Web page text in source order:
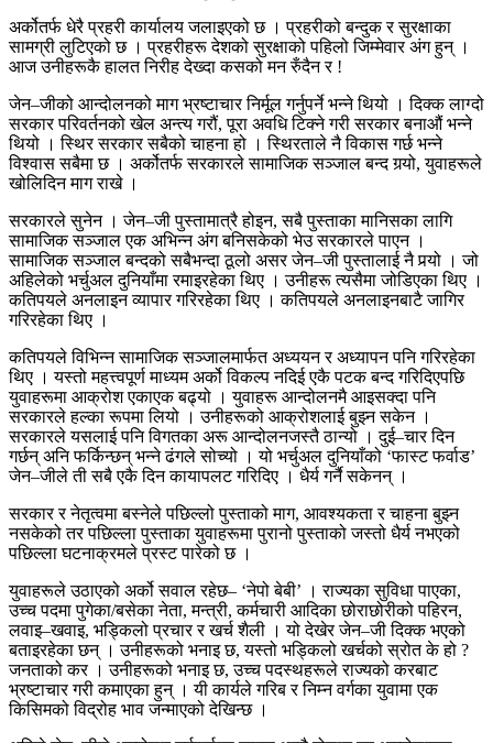
अर्कोतर्फ धेरै प्रहरी कार्यालय जलाइएको छ । प्रहरीको बन्दुक र सुरक्षाका
सामग्री लुटिएको छ । प्रहरीहरू देशको सुरक्षाको पहिलो जिम्मेवार अंग हुन् ।
आज उनीहरूकै हालत निरीह देख्दा कसको मन रुँदैन र !
जेन–जीको आन्दोलनको माग भ्रष्टाचार निर्मूल गर्नुपर्ने भन्ने थियो । दिक्क लाग्दो
सरकार परिवर्तनको खेल अन्त्य गरौं, पूरा अवधि टिक्ने गरी सरकार बनाऔं भन्ने
थियो । स्थिर सरकार सबैको चाहना हो । स्थिरताले नै विकास गर्छ भन्ने
विश्वास सबैमा छ । अर्कोतर्फ सरकारले सामाजिक सञ्जाल बन्द गर्‍यो, युवाहरूले
खोलिदिन माग राखे ।
सरकारले सुनेन । जेन–जी पुस्तामात्रै होइन, सबै पुस्ताका मानिसका लागि
सामाजिक सञ्जाल एक अभिन्न अंग बनिसकेको भेउ सरकारले पाएन ।
सामाजिक सञ्जाल बन्दको सबैभन्दा ठूलो असर जेन–जी पुस्तालाई नै पर्‍यो । जो
अहिलेको भर्चुअल दुनियाँमा रमाइरहेका थिए । उनीहरू त्यसैमा जोडिएका थिए ।
कतिपयले अनलाइन व्यापार गरिरहेका थिए । कतिपयले अनलाइनबाटै जागिर
गरिरहेका थिए ।
कतिपयले विभिन्न सामाजिक सञ्जालमार्फत अध्ययन र अध्यापन पनि गरिरहेका
थिए । यस्तो महत्त्वपूर्ण माध्यम अर्को विकल्प नदिई एकै पटक बन्द गरिदिएपछि
युवाहरूमा आक्रोश एकाएक बढ्यो । युवाहरू आन्दोलनमै आइसक्दा पनि
सरकारले हल्का रूपमा लियो । उनीहरूको आक्रोशलाई बुझ्न सकेन ।
सरकारले यसलाई पनि विगतका अरू आन्दोलनजस्तै ठान्यो । दुई–चार दिन
गर्छन् अनि फर्किन्छन् भन्ने ढंगले सोच्यो । यो भर्चुअल दुनियाँको ‘फास्ट फर्वाड’
जेन–जीले ती सबै एकै दिन कायापलट गरिदिए । धैर्य गर्नै सकेनन् ।
सरकार र नेतृत्वमा बस्नेले पछिल्लो पुस्ताको माग, आवश्यकता र चाहना बुझ्न
नसकेको तर पछिल्ला पुस्ताका युवाहरूमा पुरानो पुस्ताको जस्तो धैर्य नभएको
पछिल्ला घटनाक्रमले प्रस्ट पारेको छ ।
युवाहरूले उठाएको अर्को सवाल रहेछ– ‘नेपो बेबी’ । राज्यका सुविधा पाएका,
उच्च पदमा पुगेका/बसेका नेता, मन्त्री, कर्मचारी आदिका छोराछोरीको पहिरन,
लवाइ–खवाइ, भड्किलो प्रचार र खर्च शैली । यो देखेर जेन–जी दिक्क भएको
बताइरहेका छन् । उनीहरूको भनाइ छ, यस्तो भड्किलो खर्चको स्रोत के हो ?
जनताको कर । उनीहरूको भनाइ छ, उच्च पदस्थहरूले राज्यको करबाट
भ्रष्टाचार गरी कमाएका हुन् । यी कार्यले गरिब र निम्न वर्गका युवामा एक
किसिमको विद्रोह भाव जन्माएको देखिन्छ ।